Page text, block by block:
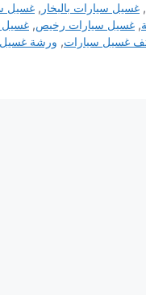
, غسيل سيارات بالبخار , غسيل
, غسيل سيارات رخيص, غسيل
غسيل سيارات, ورشة